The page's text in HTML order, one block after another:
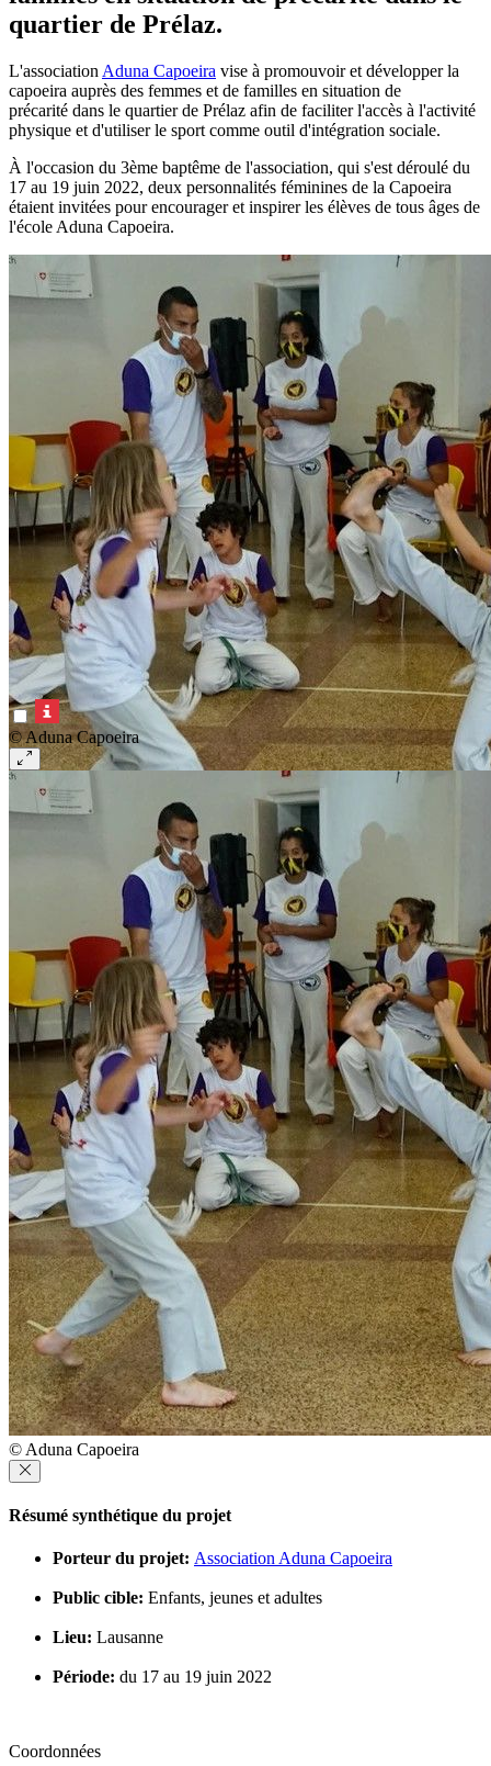
quartier de Prélaz.
L'association Aduna Capoeira vise à promouvoir et développer la
capoeira auprès des femmes et de familles en situation de
précarité dans le quartier de Prélaz afin de faciliter l'accès à l'activité
physique et d'utiliser le sport comme outil d'intégration sociale.
À l'occasion du 3ème baptême de l'association, qui s'est déroulé du
17 au 19 juin 2022, deux personnalités féminines de la Capoeira
étaient invitées pour encourager et inspirer les élèves de tous âges de
l'école Aduna Capoeira.
© Aduna Capoeira
© Aduna Capoeira
Résumé synthétique du projet
Porteur du projet: Association Aduna Capoeira
Public cible: Enfants, jeunes et adultes
Lieu: Lausanne
Période: du 17 au 19 juin 2022
Coordonnées